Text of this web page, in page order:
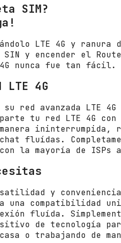
SIM?
LTE 4G y
y encender el
nunca fue tan fácil.
LTE 4G
su red avanzada LTE
tu red LTE 4G
ininterrumpida,
fluídas.
la mayoría de ISPs
y conveniencia
una compatibilidad
fluída.
de tecnología
o trabajando de